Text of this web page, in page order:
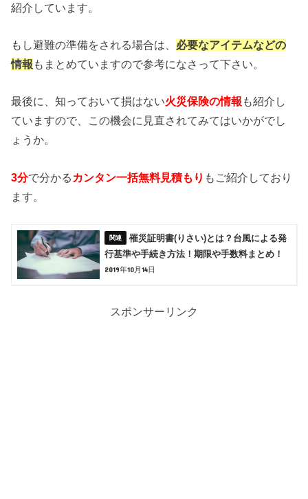
紹介しています。
もし避難の準備をされる場合は、 必要なアイテムなどの
情報 もまとめていますので参考になさって下さい。
最後に、知っておいて損はない火災保険の情報 も紹介し
ていますので、この機会に見直されてみてはいかがでし
ょうか。
3分で分かる カンタン一括無料見積もり もご紹介しており
ます。
罹災証明書(りさい)とは？台風による発
行基準や手続き方法！期限や手数料まとめ！
2019年10月14日
スポンサーリンク